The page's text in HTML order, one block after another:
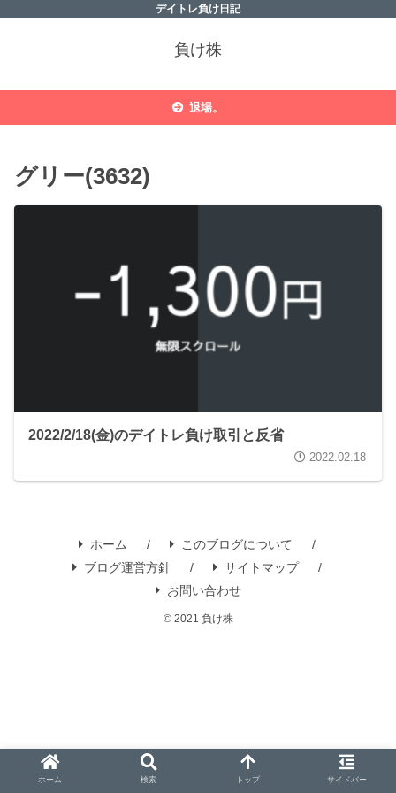
デイトレ負け日記
負け株
退場。
グリー(3632)
2022/2/18(金)のデイトレ負け取引と反省
2022.02.18
ホーム
このブログについて
ブログ運営方針
サイトマップ
お問い合わせ
© 2021 負け株
ホーム 検索 トップ サイドバー